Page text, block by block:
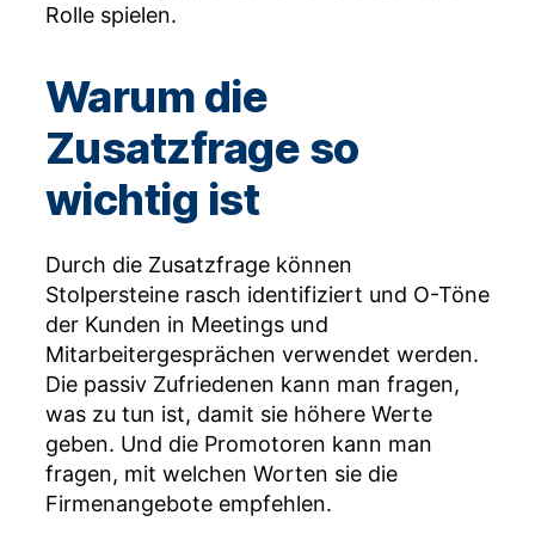
Rolle spielen.
Warum die
Zusatzfrage so
wichtig ist
Durch die Zusatzfrage können
Stolpersteine rasch identifiziert und O-Töne
der Kunden in Meetings und
Mitarbeitergesprächen verwendet werden.
Die passiv Zufriedenen kann man fragen,
was zu tun ist, damit sie höhere Werte
geben. Und die Promotoren kann man
fragen, mit welchen Worten sie die
Firmenangebote empfehlen.